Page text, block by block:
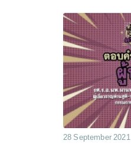
28 September 2021